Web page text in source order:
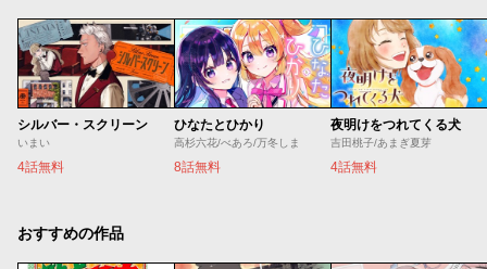
シルバー・スクリーン
いまい
4話無料
ひなたとひかり
高杉六花/べあろ/万冬しま
8話無料
夜明けをつれてくる犬
吉田桃子/あまぎ夏芽
4話無料
おすすめの作品